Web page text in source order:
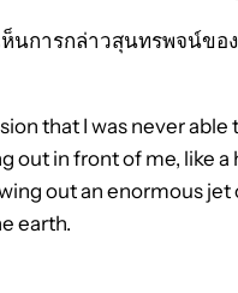
ห็นการกล่าวสุนทรพจน์
that I was never
out in front of me, like
out an enormous
earth.